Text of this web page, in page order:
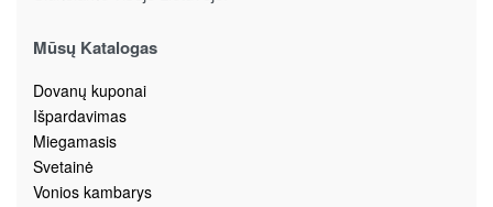
Mūsų Katalogas
Dovanų kuponai
Išpardavimas
Miegamasis
Svetainė
Vonios kambarys